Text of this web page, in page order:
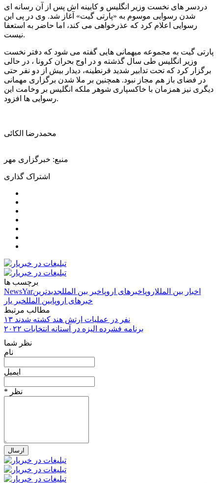
دردسر های نخست وزیر انگلیس و کابینه اش پس از آن رسانه ای
شدن رسوایی موسوم به «پارتی گیت» آغاز شد. وی در پی این
رسوایی اعلام کرد که عذرخواهی می کند، اما حاضر به استعفا
نیست.
پارتی گیت به مجموعه میهمانی هایی گفته می شود که دفتر نخست
وزیر انگلیس طی سال گذشته و در اوج بحران کرونا ، در حالی
برگزار کرد که تحت تدابیر شدید قرنطینه، دیدار بیش از دو نفر حتی
در فضای باز هم مجاز نبود. همچنین بر ملا شدن برگزاری مهمانی
دیگری نیز همزمان با خاکسپاری شوهر ملکه انگلیس بر وخامت این
رسوایی ها افزود.
محمدرضا الكائی
منبع: خبرگزاری مهر
اشتراک گذاری
برچسب ها
NewsYar
اخبار بین المللاروپاخبرهای اروپاخبر بین المللجدیدترین
خبرهای اروپابین المللخبر یار
مطالب مرتبط
۱۳ نفر در عملیات ارتش هند کشته شدند
برنامه فشرده الیزه در آستانه انتخابات ۲۰۲۲
نظر شما
نام
ایمیل
* نظر